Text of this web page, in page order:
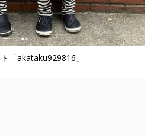
「akataku929816」